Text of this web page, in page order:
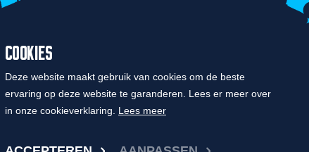
COOKIES
Deze website maakt gebruik van cookies om de beste
ervaring op deze website te garanderen. Lees er meer over
in onze cookieverklaring. Lees meer